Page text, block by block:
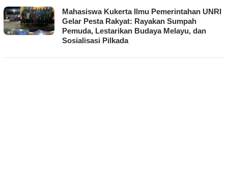
Mahasiswa Kukerta Ilmu Pemerintahan UNRI
Gelar Pesta Rakyat: Rayakan Sumpah
Pemuda, Lestarikan Budaya Melayu, dan
Sosialisasi Pilkada